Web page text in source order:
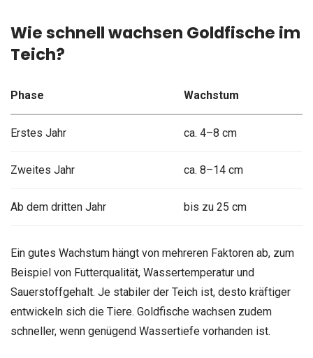
Wie schnell wachsen Goldfische im
Teich?
Phase Wachstum
Erstes Jahr ca. 4–8 cm
Zweites Jahr ca. 8–14 cm
Ab dem dritten Jahr bis zu 25 cm
Ein gutes Wachstum hängt von mehreren Faktoren ab, zum
Beispiel von Futterqualität, Wassertemperatur und
Sauerstoffgehalt. Je stabiler der Teich ist, desto kräftiger
entwickeln sich die Tiere. Goldfische wachsen zudem
schneller, wenn genügend Wassertiefe vorhanden ist.